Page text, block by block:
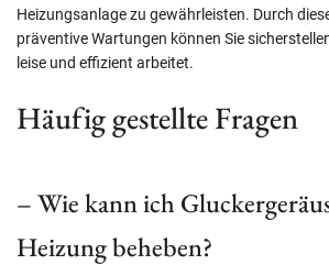
Heizungsanlage zu gewährleisten. Durch
präventive Wartungen können Sie
leise und effizient arbeitet.
Häufig gestellte Fragen
– Wie kann ich
Heizung beheben?